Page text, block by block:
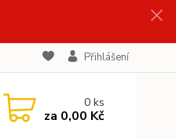
Přihlášení
0ks
za 0,00 Kč